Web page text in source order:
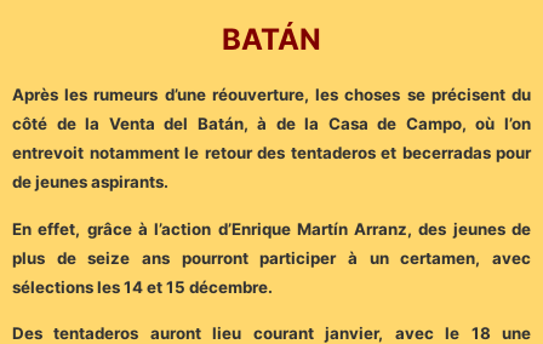
BATÁN
Après les rumeurs d’une réouverture, les choses se précisent du
côté de la Venta del Batán, à de la Casa de Campo, où l’on
entrevoit notamment le retour des tentaderos et becerradas pour
de jeunes aspirants.
En effet, grâce à l’action d’Enrique Martín Arranz, des jeunes de
plus de seize ans pourront participer à un certamen, avec
sélections les 14 et 15 décembre.
Des tentaderos auront lieu courant janvier, avec le 18 une